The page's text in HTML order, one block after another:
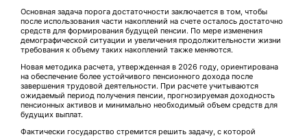
Основная задача порога достаточности заключается в том, чтобы
после использования части накоплений на счете осталось достаточно
средств для формирования будущей пенсии. По мере изменения
демографической ситуации и увеличения продолжительности жизни
требования к объему таких накоплений также меняются.
Новая методика расчета, утвержденная в 2026 году, ориентирована
на обеспечение более устойчивого пенсионного дохода после
завершения трудовой деятельности. При расчете учитываются
ожидаемый период получения пенсии, прогнозируемая доходность
пенсионных активов и минимально необходимый объем средств для
будущих выплат.
Фактически государство стремится решить задачу, с которой